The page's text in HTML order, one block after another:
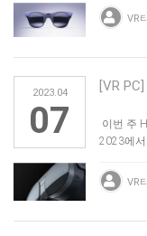
VR
2023.04
07
[VR PC]
이번 주
2023에
VR